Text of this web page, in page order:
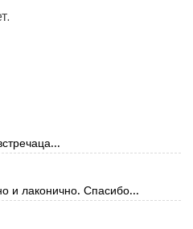
и лаконично. Спасибо...